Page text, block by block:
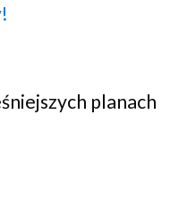
planach